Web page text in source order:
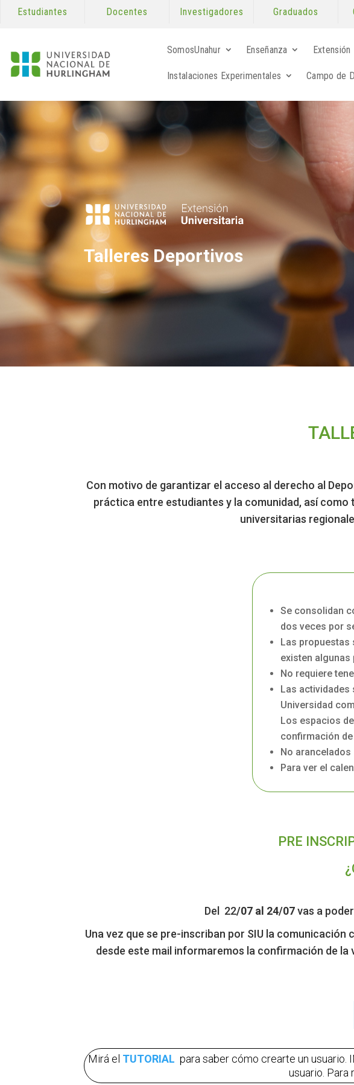
Estudiantes Docentes Investigadores Graduados
SomosUnahur Enseñanza Extensión
Instalaciones Experimentales Campo de
Talleres Deportivos
Con motivo de garantizar el acceso al derecho al
práctica entre estudiantes y la comunidad, así
universitarias
Se consolidan
dos veces por
Las propuestas
existen
No requiere
Las actividades
Universidad
Los espacios
confirmación
No arancelados
Para ver el
PRE
Del 22/07 al 24/07vas a
Una vez que se pre-inscriban por SIU la
desde este mail informaremos la confirmación de la
Mirá el TUTORIAL para saber cómo crearte un usuario
usuario. Para